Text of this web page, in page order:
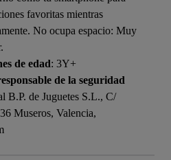
favoritas mientras
No ocupa espacio: Muy
de edad: 3Y+
de la seguridad
B.P. de Juguetes S.L., C/
Museros, Valencia,